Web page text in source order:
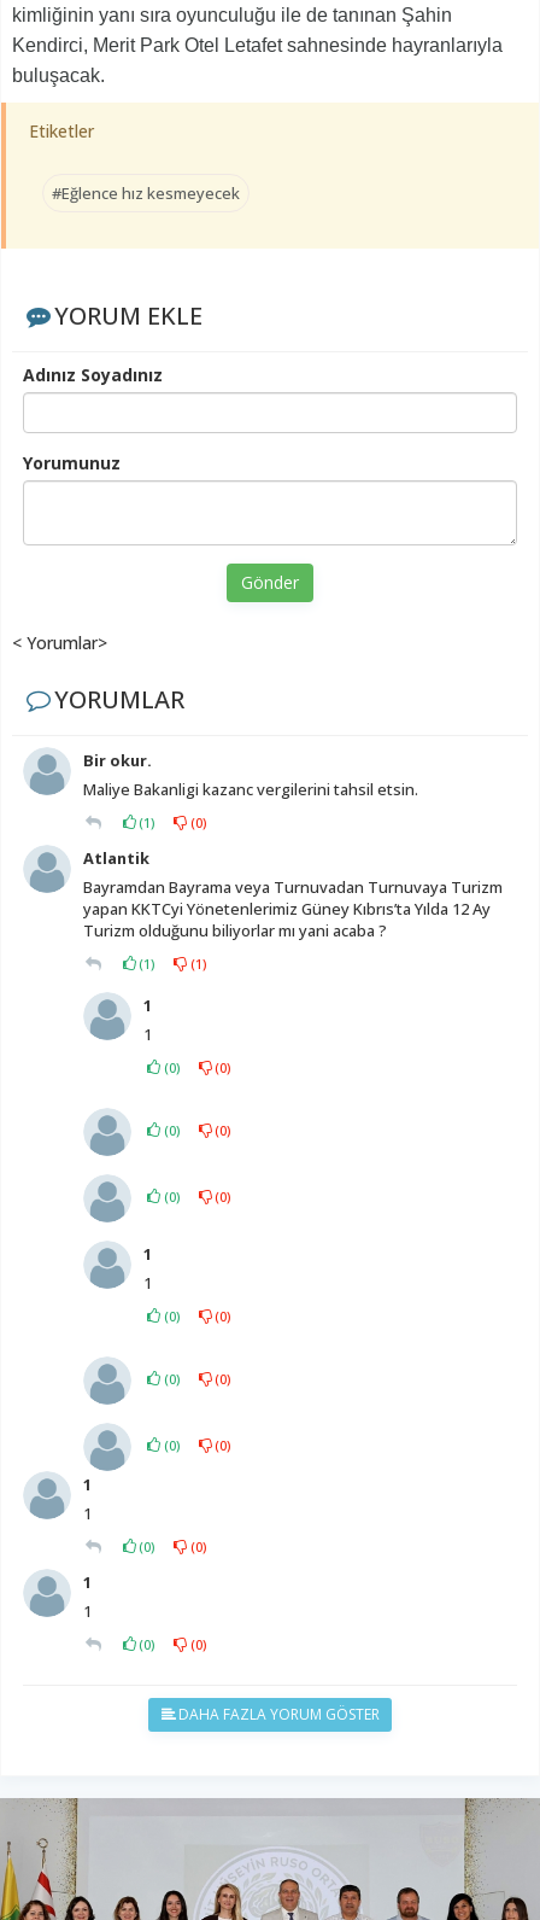
kimliğinin yanı sıra oyunculuğu ile de tanınan Şahin
Kendirci, Merit Park Otel Letafet sahnesinde hayranlarıyla
buluşacak.
Etiketler
#Eğlence hız kesmeyecek
YORUM EKLE
Adınız Soyadınız
Yorumunuz
Gönder
< Yorumlar>
YORUMLAR
Bir okur.
Maliye Bakanligi kazanc vergilerini tahsil etsin.
(1) (0)
Atlantik
Bayramdan Bayrama veya Turnuvadan Turnuvaya Turizm
yapan KKTCyi Yönetenlerimiz Güney Kıbrıs’ta Yılda 12 Ay
Turizm olduğunu biliyorlar mı yani acaba ?
(1) (1)
1
1
(0) (0)
(0) (0)
(0) (0)
1
1
(0) (0)
(0) (0)
(0) (0)
1
1
(0) (0)
1
1
(0) (0)
DAHA FAZLA YORUM GÖSTER